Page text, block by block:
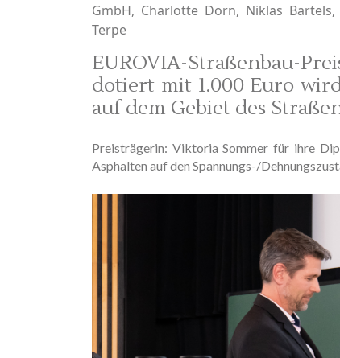
GmbH, Charlotte Dorn, Niklas
Terpe
EUROVIA-Straßenbau-
dotiert mit 1.000 Euro
auf dem Gebiet des
Preisträgerin: Viktoria Sommer für ihre
Asphalten auf den Spannungs-/